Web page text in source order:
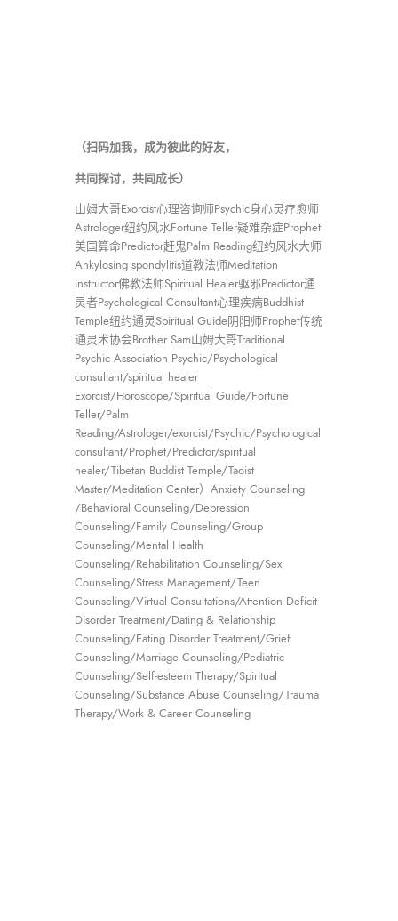
（扫码加我，成为彼此的好友，
共同探讨，共同成长）
山姆大哥Exorcist心理咨询师Psychic身心灵疗愈师
Astrologer纽约风水Fortune Teller疑难杂症Prophet
美国算命Predictor赶鬼Palm Reading纽约风水大师
Ankylosing spondylitis道教法师Meditation
Instructor佛教法师Spiritual Healer驱邪Predictor通
灵者Psychological Consultant心理疾病Buddhist
Temple纽约通灵Spiritual Guide阴阳师Prophet传统
通灵术协会Brother Sam山姆大哥Traditional
Psychic Association Psychic/Psychological
consultant/spiritual healer
Exorcist/Horoscope/Spiritual Guide/Fortune
Teller/Palm
Reading/Astrologer/exorcist/Psychic/Psychological
consultant/Prophet/Predictor/spiritual
healer/Tibetan Buddist Temple/Taoist
Master/Meditation Center）Anxiety Counseling
/Behavioral Counseling/Depression
Counseling/Family Counseling/Group
Counseling/Mental Health
Counseling/Rehabilitation Counseling/Sex
Counseling/Stress Management/Teen
Counseling/Virtual Consultations/Attention Deficit
Disorder Treatment/Dating & Relationship
Counseling/Eating Disorder Treatment/Grief
Counseling/Marriage Counseling/Pediatric
Counseling/Self-esteem Therapy/Spiritual
Counseling/Substance Abuse Counseling/Trauma
Therapy/Work & Career Counseling